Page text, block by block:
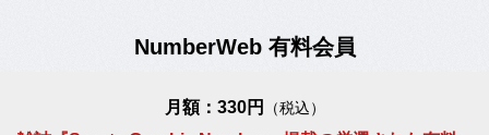
NumberWeb 有料会員
月額：330円 （税込）